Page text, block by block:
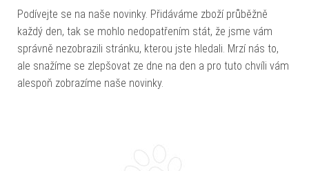
Podívejte se na naše novinky. Přidáváme zboží průběžně
každý den, tak se mohlo nedopatřením stát, že jsme vám
správně nezobrazili stránku, kterou jste hledali. Mrzí nás to,
ale snažíme se zlepšovat ze dne na den a pro tuto chvíli vám
alespoň zobrazíme naše novinky.